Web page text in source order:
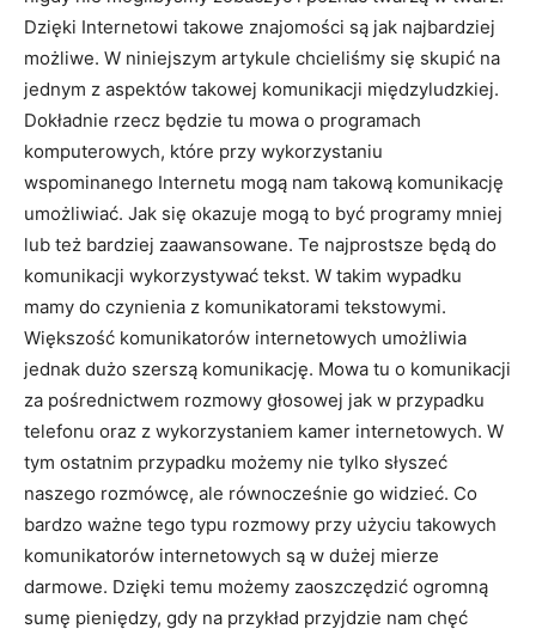
Dzięki Internetowi takowe znajomości są jak najbardziej
możliwe. W niniejszym artykule chcieliśmy się skupić na
jednym z aspektów takowej komunikacji międzyludzkiej.
Dokładnie rzecz będzie tu mowa o programach
komputerowych, które przy wykorzystaniu
wspominanego Internetu mogą nam takową komunikację
umożliwiać. Jak się okazuje mogą to być programy mniej
lub też bardziej zaawansowane. Te najprostsze będą do
komunikacji wykorzystywać tekst. W takim wypadku
mamy do czynienia z komunikatorami tekstowymi.
Większość komunikatorów internetowych umożliwia
jednak dużo szerszą komunikację. Mowa tu o komunikacji
za pośrednictwem rozmowy głosowej jak w przypadku
telefonu oraz z wykorzystaniem kamer internetowych. W
tym ostatnim przypadku możemy nie tylko słyszeć
naszego rozmówcę, ale równocześnie go widzieć. Co
bardzo ważne tego typu rozmowy przy użyciu takowych
komunikatorów internetowych są w dużej mierze
darmowe. Dzięki temu możemy zaoszczędzić ogromną
sumę pieniędzy, gdy na przykład przyjdzie nam chęć